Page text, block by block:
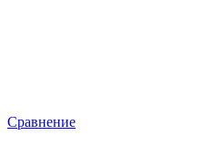
Сравнение